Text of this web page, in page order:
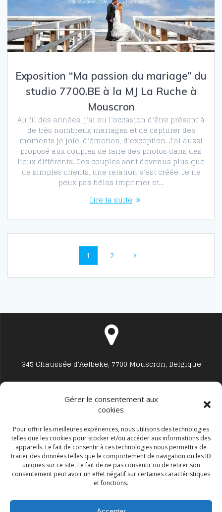
Gérer le consentement aux
cookies
Pour offrir les meilleures expériences, nous utilisons des technologies
telles que les cookies pour stocker et/ou accéder aux informations des
appareils. Le fait de consentir à ces technologies nous permettra de
traiter des données telles que le comportement de navigation ou les ID
uniques sur ce site. Le fait de ne pas consentir ou de retirer son
consentement peut avoir un effet négatif sur certaines caractéristiques
et fonctions.
Exposition “Ma passion du mariage” du
studio 7700.BE à la MJ La Ruche à
Mouscron
Au fil des années, j’ai eu l’occasion d’être présent à
de très nombreux mariages et de capturer des
moments je joie, d’émotion, d’exception. J’ai aussi
proposé aux couples de faire des photos dans des
lieux différents. Ces couples sont devenus plus que
de simples clients, une relation s’est créée. Je ne
peux pas hélas imprimer et…
Lire la suite
Navigation
sein
Page
1 Page
2
345 Chaussée d'Aelbeke, 7700 Mouscron, Belgique
Studio7700@live.be